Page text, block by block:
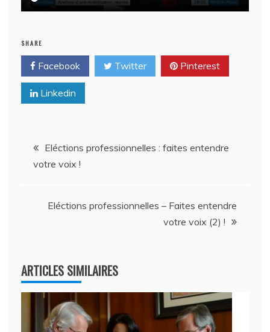
SHARE
Facebook Twitter Pinterest
Linkedin
Navigation
de
l’article
Eléctions professionnelles : faites entendre
votre voix !
Eléctions professionnelles – Faites entendre
votre voix (2) !
ARTICLES SIMILAIRES